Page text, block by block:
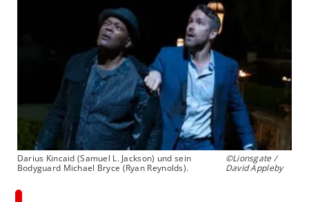
Darius Kincaid (Samuel L. Jackson) und sein
Bodyguard Michael Bryce (Ryan Reynolds).
©Lionsgate /
David Appleby